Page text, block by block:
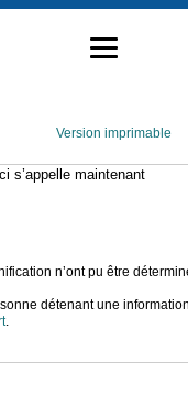
Version imprimable
s’appelle maintenant
n’ont pu être
détenant une
.